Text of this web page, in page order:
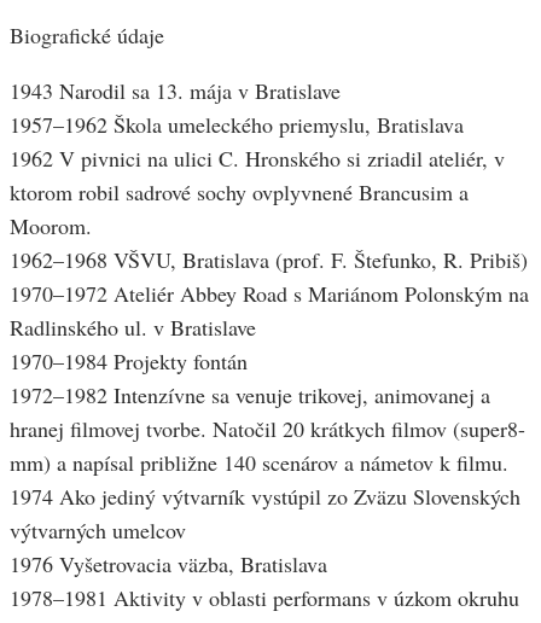
Biografické údaje
1943 Narodil sa 13. mája v Bratislave
1957–1962 Škola umeleckého priemyslu, Bratislava
1962 V pivnici na ulici C. Hronského si zriadil ateliér, v
ktorom robil sadrové sochy ovplyvnené Brancusim a
Moorom.
1962–1968 VŠVU, Bratislava (prof. F. Štefunko, R. Pribiš)
1970–1972 Ateliér Abbey Road s Mariánom Polonským na
Radlinského ul. v Bratislave
1970–1984 Projekty fontán
1972–1982 Intenzívne sa venuje trikovej, animovanej a
hranej filmovej tvorbe. Natočil 20 krátkych filmov (super8-
mm) a napísal približne 140 scenárov a námetov k filmu.
1974 Ako jediný výtvarník vystúpil zo Zväzu Slovenských
výtvarných umelcov
1976 Vyšetrovacia väzba, Bratislava
1978–1981 Aktivity v oblasti performans v úzkom okruhu